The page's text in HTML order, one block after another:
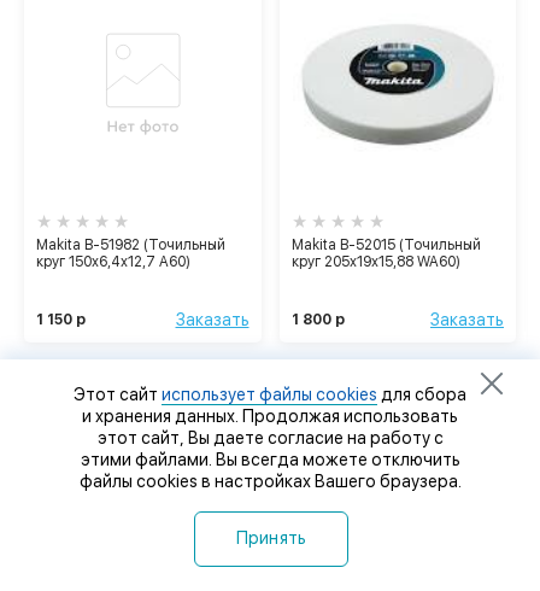
Makita B-51982 (Точильный
круг 150х6,4х12,7 A60)
1 150 р Заказать
Makita B-52015 (Точильный
круг 205х19х15,88 WA60)
1 800 р Заказать
Этот сайт использует файлы cookies для сбора
и хранения данных. Продолжая использовать
этот сайт, Вы даете согласие на работу с
этими файлами. Вы всегда можете отключить
файлы cookies в настройках Вашего браузера.
Принять